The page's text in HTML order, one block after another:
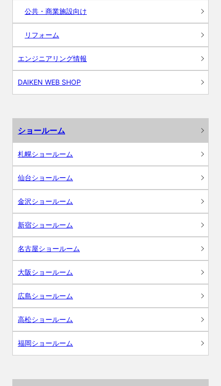
公共・商業施設向け
リフォーム
エンジニアリング情報
DAIKEN WEB SHOP
ショールーム
札幌ショールーム
仙台ショールーム
金沢ショールーム
新宿ショールーム
名古屋ショールーム
大阪ショールーム
広島ショールーム
高松ショールーム
福岡ショールーム